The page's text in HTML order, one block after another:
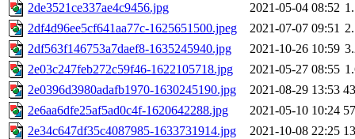
2de3521ce337ae4c9456.jpg
2021-05-04 08:52
2df4d96ee5cf641aa77c-1625651500.jpeg
2021-07-07 09:51
2df563f146753a7daef8-1635245940.jpg
2021-10-26 10:59
2e03c247feb272c59f46-1622105718.jpg
2021-05-27 08:55
2e0396d3980adafb1970-1630245190.jpg
2021-08-29 13:53
2e6aa6dfe25af5ad0c4f-1620642288.jpg
2021-05-10 10:24
2e34c647df35c4087985-1633731914.jpg
2021-10-08 22:25